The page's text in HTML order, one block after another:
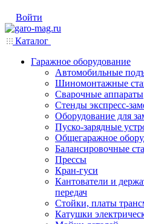
Войти
Каталог
Гаражное оборудование
Автомобильные
Шиномонтажные
Сварочные аппараты
Стенды экспресс-
Оборудование для
Пуско-зарядные
Общегаражное
Балансировочные
Прессы
Кран-гуси
Кантователи и
передач
Стойки, платы
Катушки